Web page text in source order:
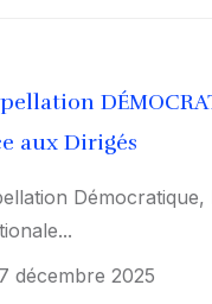
aux Dirigés
Démocratique,
décembre 2025